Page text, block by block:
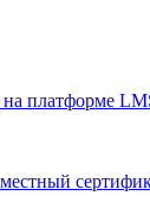
платформе